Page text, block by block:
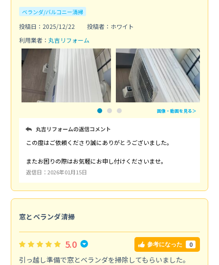
ベランダ/バルコニー清掃
投稿日：2025/12/22
投稿者：ホワイト
利用業者： 丸吉リフォーム
画像・動画を見る＞
丸吉リフォームの返信コメント
この度はご依頼くださり誠にありがとうございました。
またお困りの際はお気軽にお申し付けくださいませ。
返信日：2026年01月15日
窓とベランダ清掃
5.0 参考になった 0
引っ越し準備で窓とベランダを掃除してもらいました。